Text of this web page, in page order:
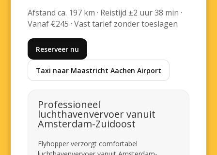
Afstand ca. 197 km · Reistijd ±2 uur 38 min ·
Vanaf €245 · Vast tarief zonder toeslagen
Reserveer nu
Taxi naar Maastricht Aachen Airport
Professioneel
luchthavenvervoer vanuit
Amsterdam-Zuidoost
Flyhopper verzorgt comfortabel